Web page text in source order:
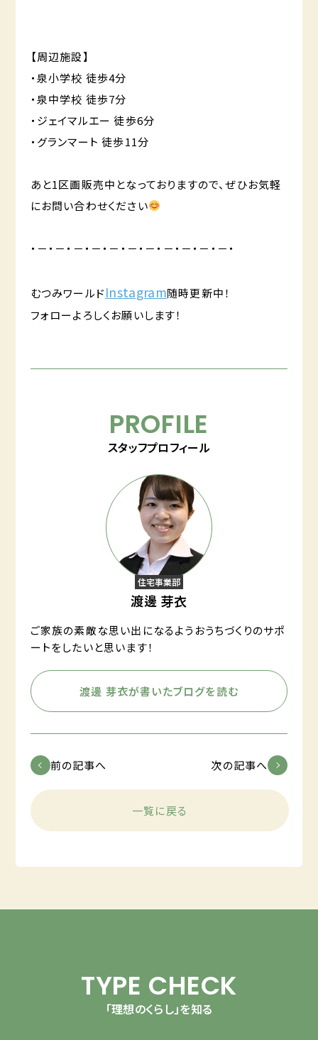
【周辺施設】
・泉小学校 徒歩4分
・泉中学校 徒歩7分
・ジェイマルエー 徒歩6分
・グランマート 徒歩11分
あと1区画販売中となっておりますので、ぜひお気軽
にお問い合わせください
・－・－・－・－・－・－・－・－・－・－・－・
むつみワールドInstagram随時更新中！
フォローよろしくお願いします！
PROFILE
スタッフプロフィール
住宅事業部
渡邊 芽衣
ご家族の素敵な思い出になるようおうちづくりのサポ
ートをしたいと思います！
渡邊 芽衣が書いたブログを読む
前の記事へ 次の記事へ
一覧に戻る
TYPE CHECK
「理想のくらし」を知る